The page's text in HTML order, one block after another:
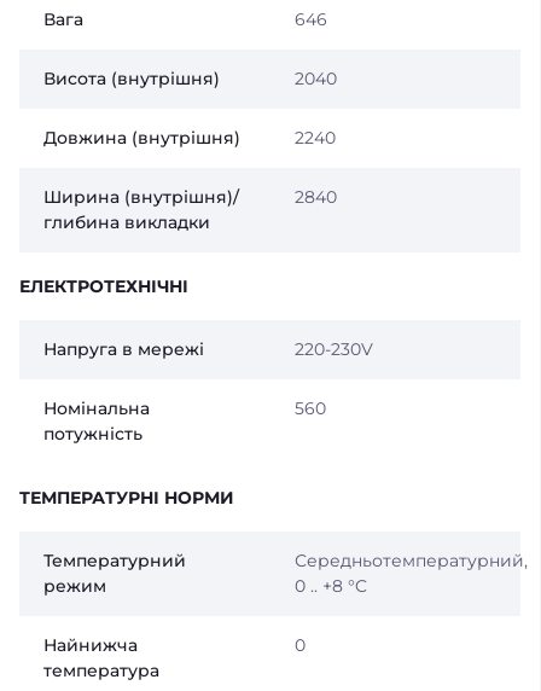
Вага 646
Висота (внутрішня) 2040
Довжина (внутрішня) 2240
Ширина (внутрішня)/
глибина викладки
2840
ЕЛЕКТРОТЕХНІЧНІ
Напруга в мережі 220-230V
Номінальна
потужність
560
ТЕМПЕРАТУРНІ НОРМИ
Температурний
режим
Середньотемпературний,
0 .. +8 °C
Найнижча
температура
0